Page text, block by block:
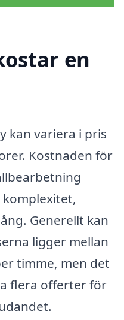
en
kan variera i pris
Kostnaden för
Generellt kan
ligger mellan
timme, men det
flera offerter för